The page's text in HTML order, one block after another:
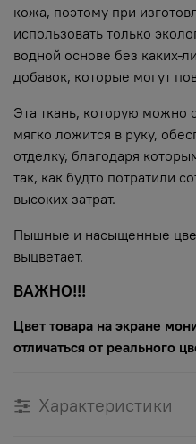
кожа, поэтому при
использовать только
водной основе без каких-
добавок, которые могут
Эта ткань, которую можно
мягко ложится в руку,
отделку, благодаря
так, как будто потратили
высоких затрат.
Пышные и насыщенные
выцветает.
ВАЖНО!!!
Цвет товара на экране
отличаться от реального
Характеристики